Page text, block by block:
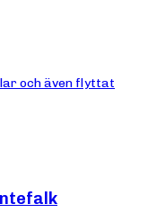
och även flyttat